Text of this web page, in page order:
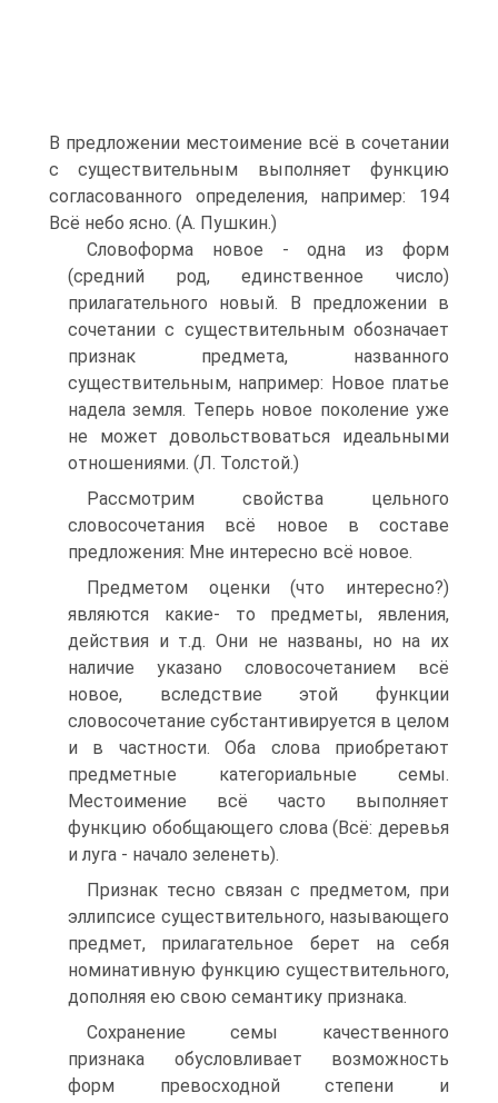
В предложении местоимение всё в сочетании
с существительным выполняет функцию
согласованного определения, например: 194
Всё небо ясно. (А. Пушкин.)
Словоформа новое - одна из форм
(средний род, единственное число)
прилагательного новый. В предложении в
сочетании с существительным обозначает
признак предмета, названного
существительным, например: Новое платье
надела земля. Теперь новое поколение уже
не может довольствоваться идеальными
отношениями. (Л. Толстой.)
Рассмотрим свойства цельного
словосочетания всё новое в составе
предложения: Мне интересно всё новое.
Предметом оценки (что интересно?)
являются какие- то предметы, явления,
действия и т.д. Они не названы, но на их
наличие указано словосочетанием всё
новое, вследствие этой функции
словосочетание субстантивируется в целом
и в частности. Оба слова приобретают
предметные категориальные семы.
Местоимение всё часто выполняет
функцию обобщающего слова (Всё: деревья
и луга - начало зеленеть).
Признак тесно связан с предметом, при
эллипсисе существительного, называющего
предмет, прилагательное берет на себя
номинативную функцию существительного,
дополняя ею свою семантику признака.
Сохранение семы качественного
признака обусловливает возможность
форм превосходной степени и